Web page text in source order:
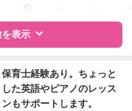
は個別に相談
表示
保育士経験あり。ちょっと
した英語やピアノのレッス
ンもサポートします。